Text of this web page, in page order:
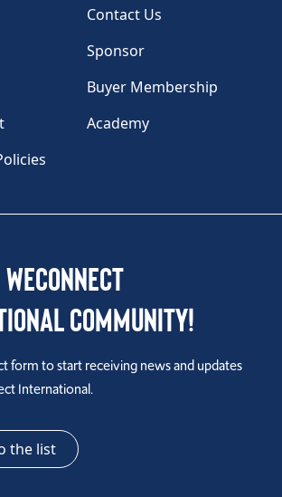
Contact Us
Sponsor
Buyer Membership
Academy
Community!
form to start receiving news and updates
International.
the list